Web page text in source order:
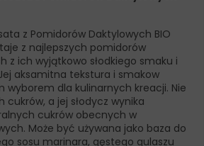
z Pomidorów Daktylowych BIO
z najlepszych pomidorów
z ich wyjątkowo słodkiego smaku i
aksamitna tekstura i smakow
wyborem dla kulinarnych kreacji. Nie
a jej słodycz wynika
cukrów obecnych w
Może być używana jako baza do
sosu marinara, gęstego gulaszu